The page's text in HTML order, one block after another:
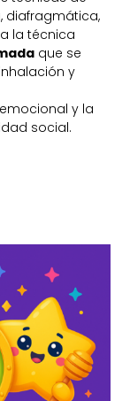
diafragmática,
la técnica
que se
y
y la
social.